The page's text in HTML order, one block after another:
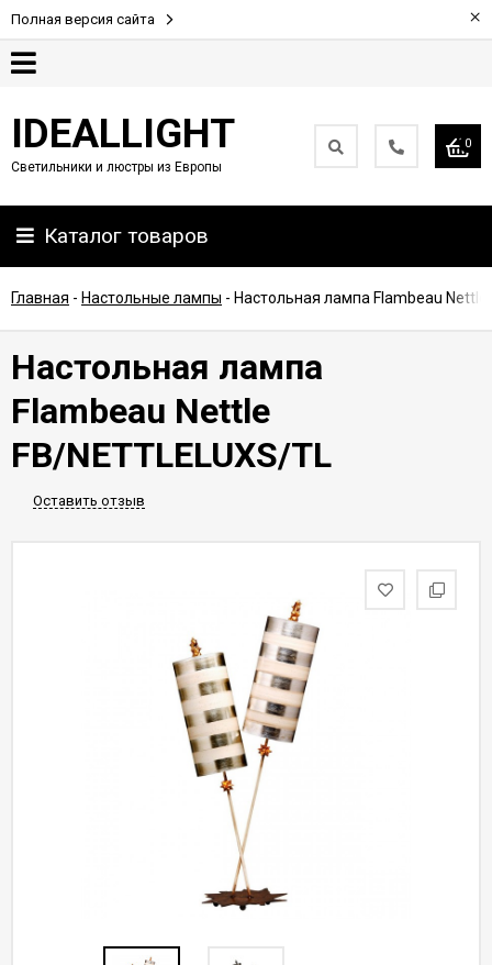
Полная версия сайта ×
Партнерам
Доставка
IDEALLIGHT
Светильники и люстры из Европы
0
Каталог товаров
Главная - Настольные лампы - Настольная лампа Flambeau Nettle
Настольная лампа
Flambeau Nettle
FB/NETTLELUXS/TL
Оставить отзыв